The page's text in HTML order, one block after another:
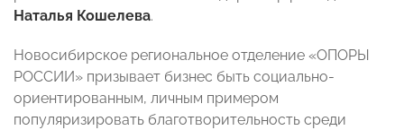
Наталья Кошелева.
Новосибирское региональное отделение «ОПОРЫ
РОССИИ» призывает бизнес быть социально-
ориентированным, личным примером
популяризировать благотворительность среди